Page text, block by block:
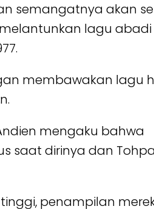
semangatnya akan
lagu abadi
membawakan lagu
mengaku bahwa
saat dirinya dan
penampilan